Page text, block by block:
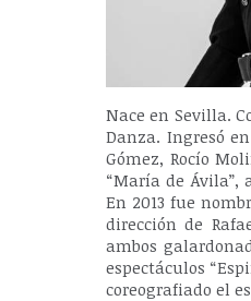
Nace en Sevilla.
Danza. Ingresó
Gómez, Rocío
“María de Ávila”,
En 2013 fue
dirección de
ambos
espectáculos
coreografiado el